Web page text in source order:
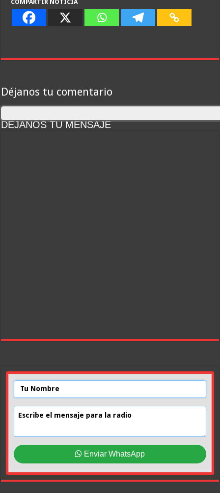
COMPARTIR NOTICIA
Déjanos tu comentario
DEJANOS TU MENSAJE
Enviar WhatsApp